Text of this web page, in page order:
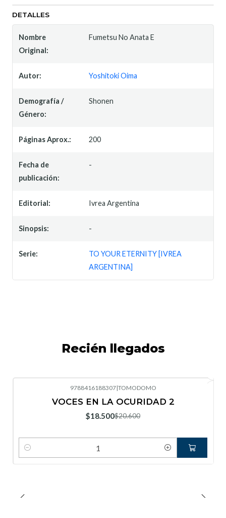
DETALLES
Nombre
Original:
Fumetsu No Anata E
Autor: Yoshitoki Oima
Demografía /
Género:
Shonen
Páginas Aprox.: 200
Fecha de
publicación:
-
Editorial: Ivrea Argentina
Sinopsis: -
Serie:
TO YOUR ETERNITY [IVREA
ARGENTINA]
Recién llegados
9788416188307|TOMODOMO
VOCES EN LA OCURIDAD 2
$18.500$20.600
Cantidad